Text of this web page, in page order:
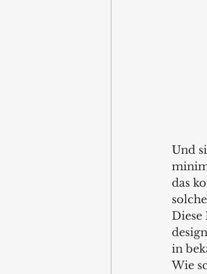
Und
das
Diese
in
Wie